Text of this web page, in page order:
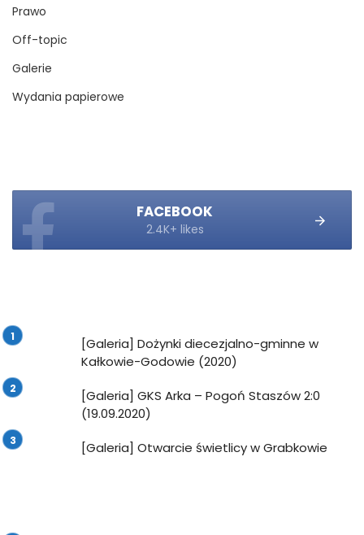
Prawo
Off-topic
Galerie
Wydania papierowe
FACEBOOK
2.4K+ likes
[Galeria] Dożynki diecezjalno-gminne w
Kałkowie-Godowie (2020)
[Galeria] GKS Arka – Pogoń Staszów 2:0
(19.09.2020)
[Galeria] Otwarcie świetlicy w Grabkowie